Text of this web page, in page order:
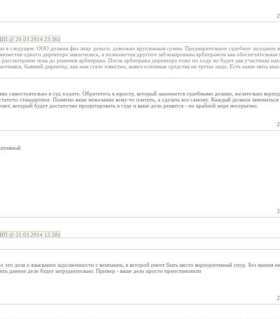
ИП @ 20.03.2014 23:36)
в следущем: ООО должна физ лицу деньги, довольно кругленькая сумма. Предварительное судебное заседание
одного директора закончились, а полномочия другого заблокированы арбитражом как обеспечительная
иска до решения арбитража. После арбитража директора тоже по ходу не будет два участника
бывший директор, как нам стало известно, вывел основные средства на третье лицо. Есть какие нить
самостоятельно в суд ходите. Обратитесь к юристу, который занимается судебными делами, желательно
стандартное. Понятно ваше нежелание кому-то платить, а сделать все самому. Каждый должен заниматься
который будет достаточно процитировать в суде и ваше дело решится - по крайней мере несерьезно.
ИП @ 21.03.2014 12:28)
дела о взыскании задолженности с компании, в которой имеет быть место корпоративный спор. Без знания
данное дело будет затруднительно. Пример - ваше дело просто приостановили